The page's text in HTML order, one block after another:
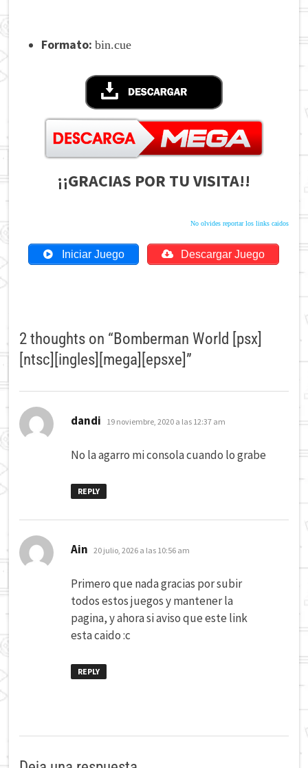
Formato: bin.cue
¡¡GRACIAS POR TU VISITA!!
No olvides reportar los links caidos
Iniciar Juego Descargar Juego
2 thoughts on “Bomberman World [psx]
[ntsc][ingles][mega][epsxe] ”
dandi dice:
19 noviembre, 2020 a las 12:37 am
No la agarro mi consola cuando lo grabe
REPLY
Ain dice:
20 julio, 2026 a las 10:56 am
Primero que nada gracias por subir
todos estos juegos y mantener la
pagina, y ahora si aviso que este link
esta caido :c
REPLY